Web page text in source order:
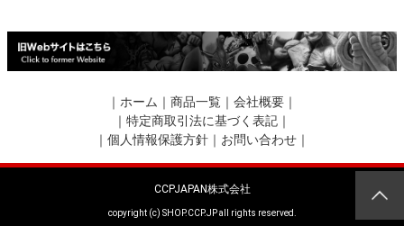
｜ ホーム ｜ 商品一覧 ｜ 会社概要 ｜
｜ 特定商取引法に基づく表記 ｜
｜ 個人情報保護方針 ｜ お問い合わせ ｜
CCPJAPAN株式会社
copyright (c) SHOP.CCP.JP all rights reserved.